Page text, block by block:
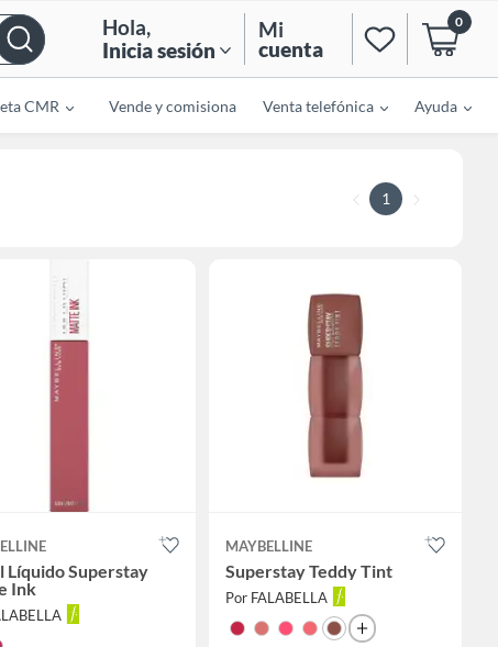
Hola,
Inicia sesión
Mi
cuenta
0
CMR Vende y comisiona Venta telefónica Ayuda
1
Líquido Superstay
Ink
MAYBELLINE
Superstay Teddy Tint
Por FALABELLA